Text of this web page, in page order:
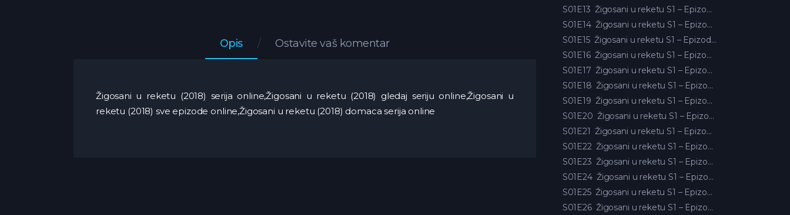
Opis Ostavite vaš komentar
Žigosani u reketu (2018) serija online,Žigosani u reketu (2018) gledaj seriju online,Žigosani u
reketu (2018) sve epizode online,Žigosani u reketu (2018) domaca serija online
S01E13
Žigosani u reketu S1 – Epizoda 13
S01E14
Žigosani u reketu S1 – Epizoda 14
S01E15
Žigosani u reketu S1 – Epizoda 15
S01E16
Žigosani u reketu S1 – Epizoda 16
S01E17
Žigosani u reketu S1 – Epizoda 17
S01E18
Žigosani u reketu S1 – Epizoda 18
S01E19
Žigosani u reketu S1 – Epizoda 19
S01E20
Žigosani u reketu S1 – Epizoda 20
S01E21
Žigosani u reketu S1 – Epizoda 21
S01E22
Žigosani u reketu S1 – Epizoda 22
S01E23
Žigosani u reketu S1 – Epizoda 23
S01E24
Žigosani u reketu S1 – Epizoda 24
S01E25
Žigosani u reketu S1 – Epizoda 25
S01E26
Žigosani u reketu S1 – Epizoda 26